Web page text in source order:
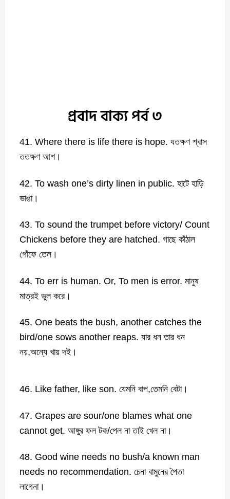
প্রবাদ বাক্য পর্ব ৩
41. Where there is life there is hope. যতক্ষণ শ্বাস
ততক্ষণ আশ।
42. To wash one’s dirty linen in public. হাটে হাড়ি
ভাঙা।
43. To sound the trumpet before victory/ Count
Chickens before they are hatched. গাছে কাঁঠাল
গোঁফে তেল।
44. To err is human. Or, To men is error. মানুষ
মাত্রই ভুল করে।
45. One beats the bush, another catches the
bird/one sows another reaps. যার ধন তার ধন
নয়,অন্যে খায় দই।
46. Like father, like son. যেমনি বাপ,তেমনি বেটা।
47. Grapes are sour/one blames what one
cannot get. আঙ্গুর ফল টক/পেল না তাই খেল না।
48. Good wine needs no bush/a known man
needs no recommendation. চেনা বামুনের পৈতা
লাগেনা।